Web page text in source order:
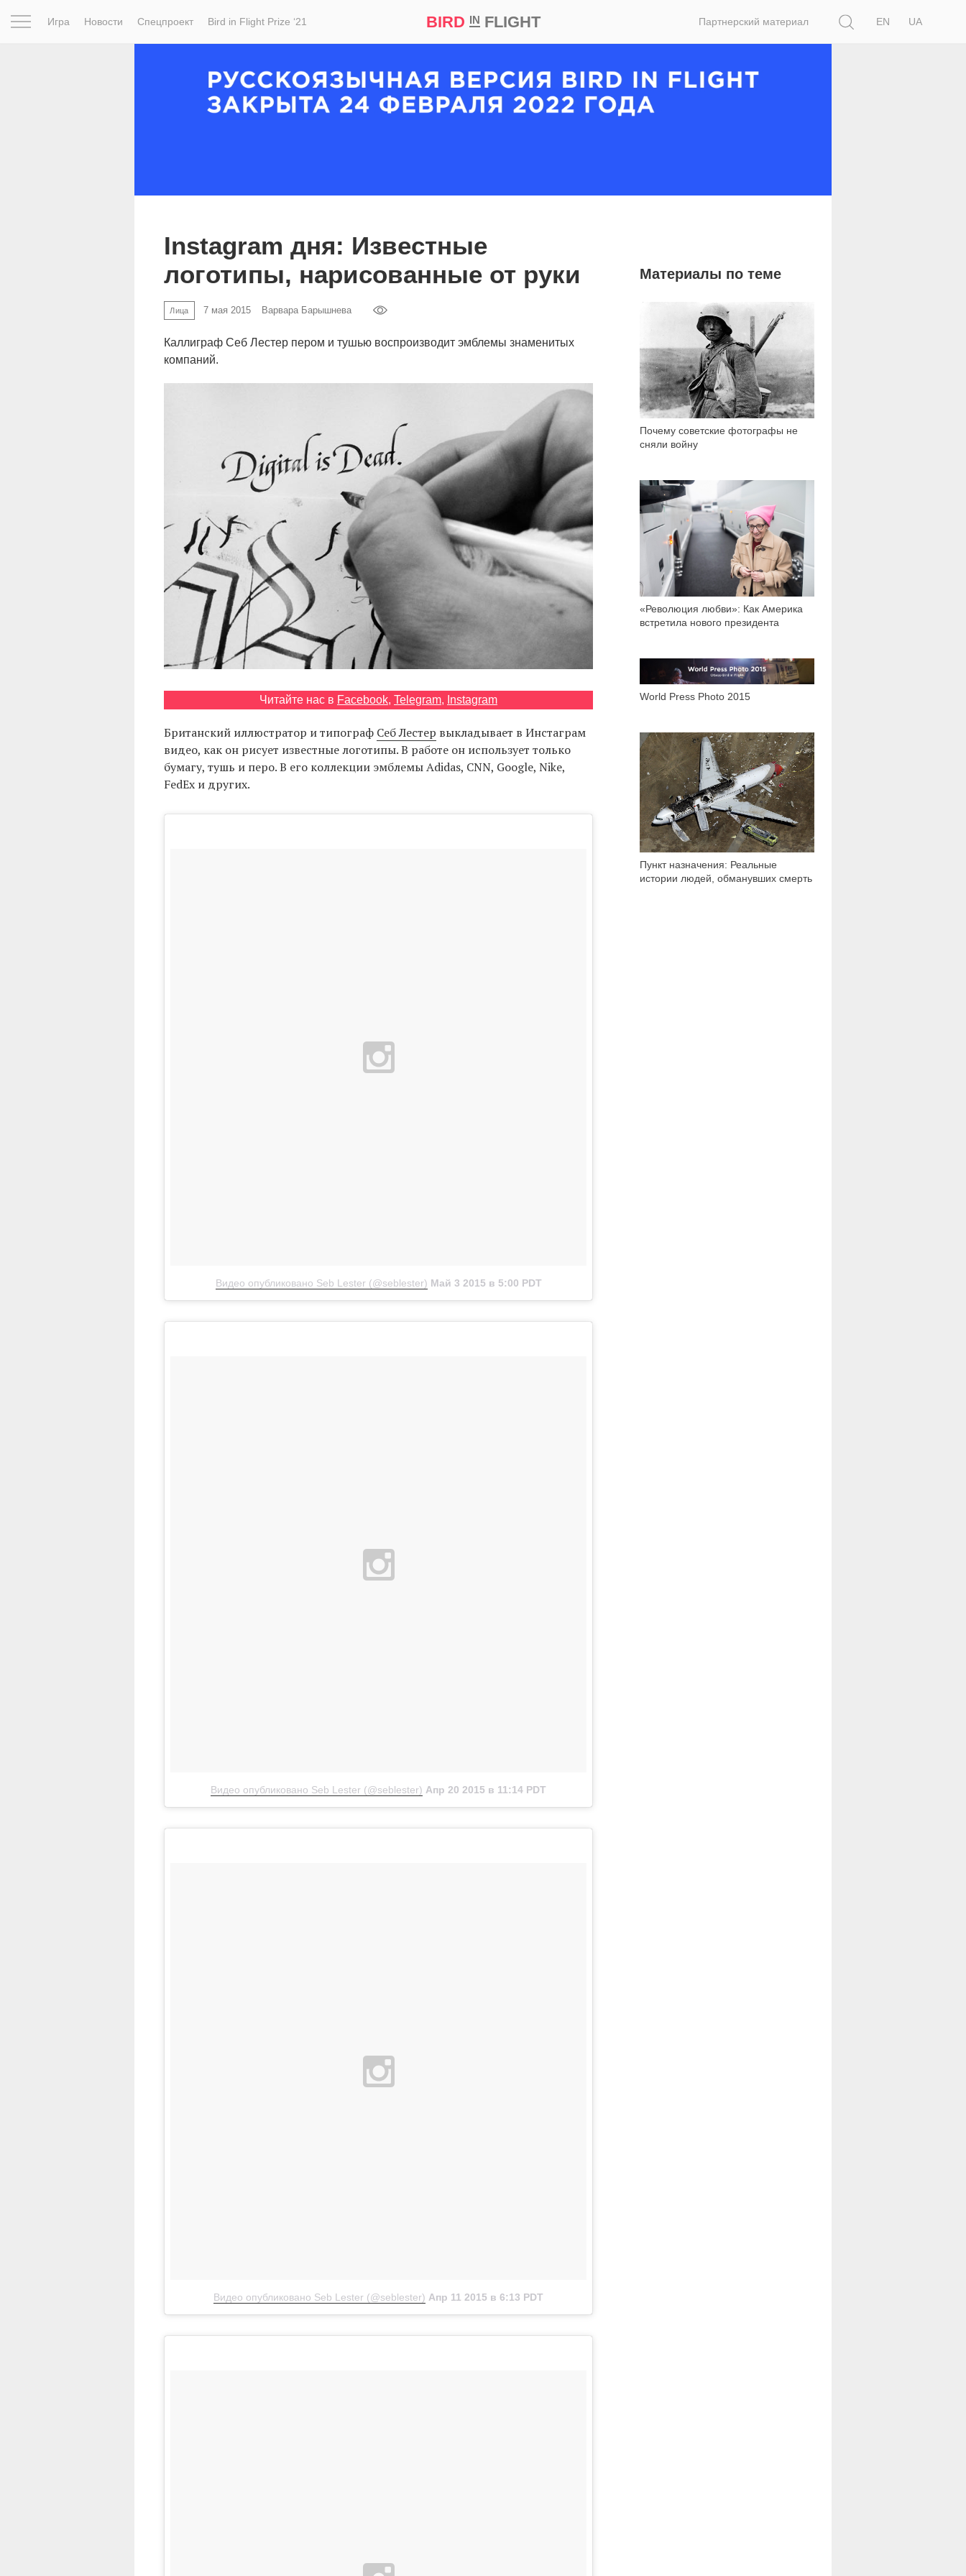
Игра Новости Спецпроект Bird in Flight Prize ‘21 BIRD INFLIGHT Партнерский материал
EN
UA
Instagram дня: Известные
логотипы, нарисованные от руки
Лица 7 мая 2015 Варвара Барышнева
Каллиграф Себ Лестер пером и тушью воспроизводит эмблемы знаменитых
компаний.
Читайте нас в Facebook, Telegram, Instagram
Британский иллюстратор и типограф Себ Лестер выкладывает в Инстаграм
видео, как он рисует известные логотипы. В работе он использует только
бумагу, тушь и перо. В его коллекции эмблемы Adidas, CNN, Google, Nike,
FedEx и других.
Видео опубликовано Seb Lester (@seblester) Май 3 2015 в 5:00 PDT
Видео опубликовано Seb Lester (@seblester) Апр 20 2015 в 11:14 PDT
Видео опубликовано Seb Lester (@seblester) Апр 11 2015 в 6:13 PDT
Материалы по теме
Почему советские фотографы не
сняли войну
35 105
«Революция любви»: Как Америка
встретила нового президента
4 581
World Press Photo 2015
2 764
Пункт назначения: Реальные
истории людей, обманувших смерть
94 426